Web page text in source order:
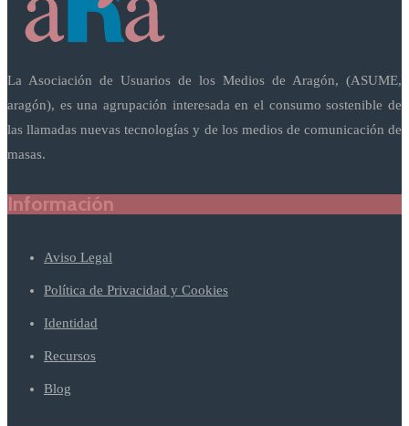
La Asociación de Usuarios de los Medios de Aragón, (ASUME,
aragón), es una agrupación interesada en el consumo sostenible de
las llamadas nuevas tecnologías y de los medios de comunicación de
masas.
Información
Aviso Legal
Política de Privacidad y Cookies
Identidad
Recursos
Blog